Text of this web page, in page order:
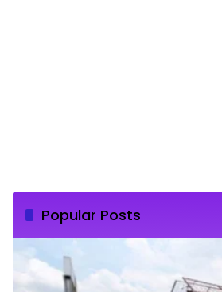
Popular Posts